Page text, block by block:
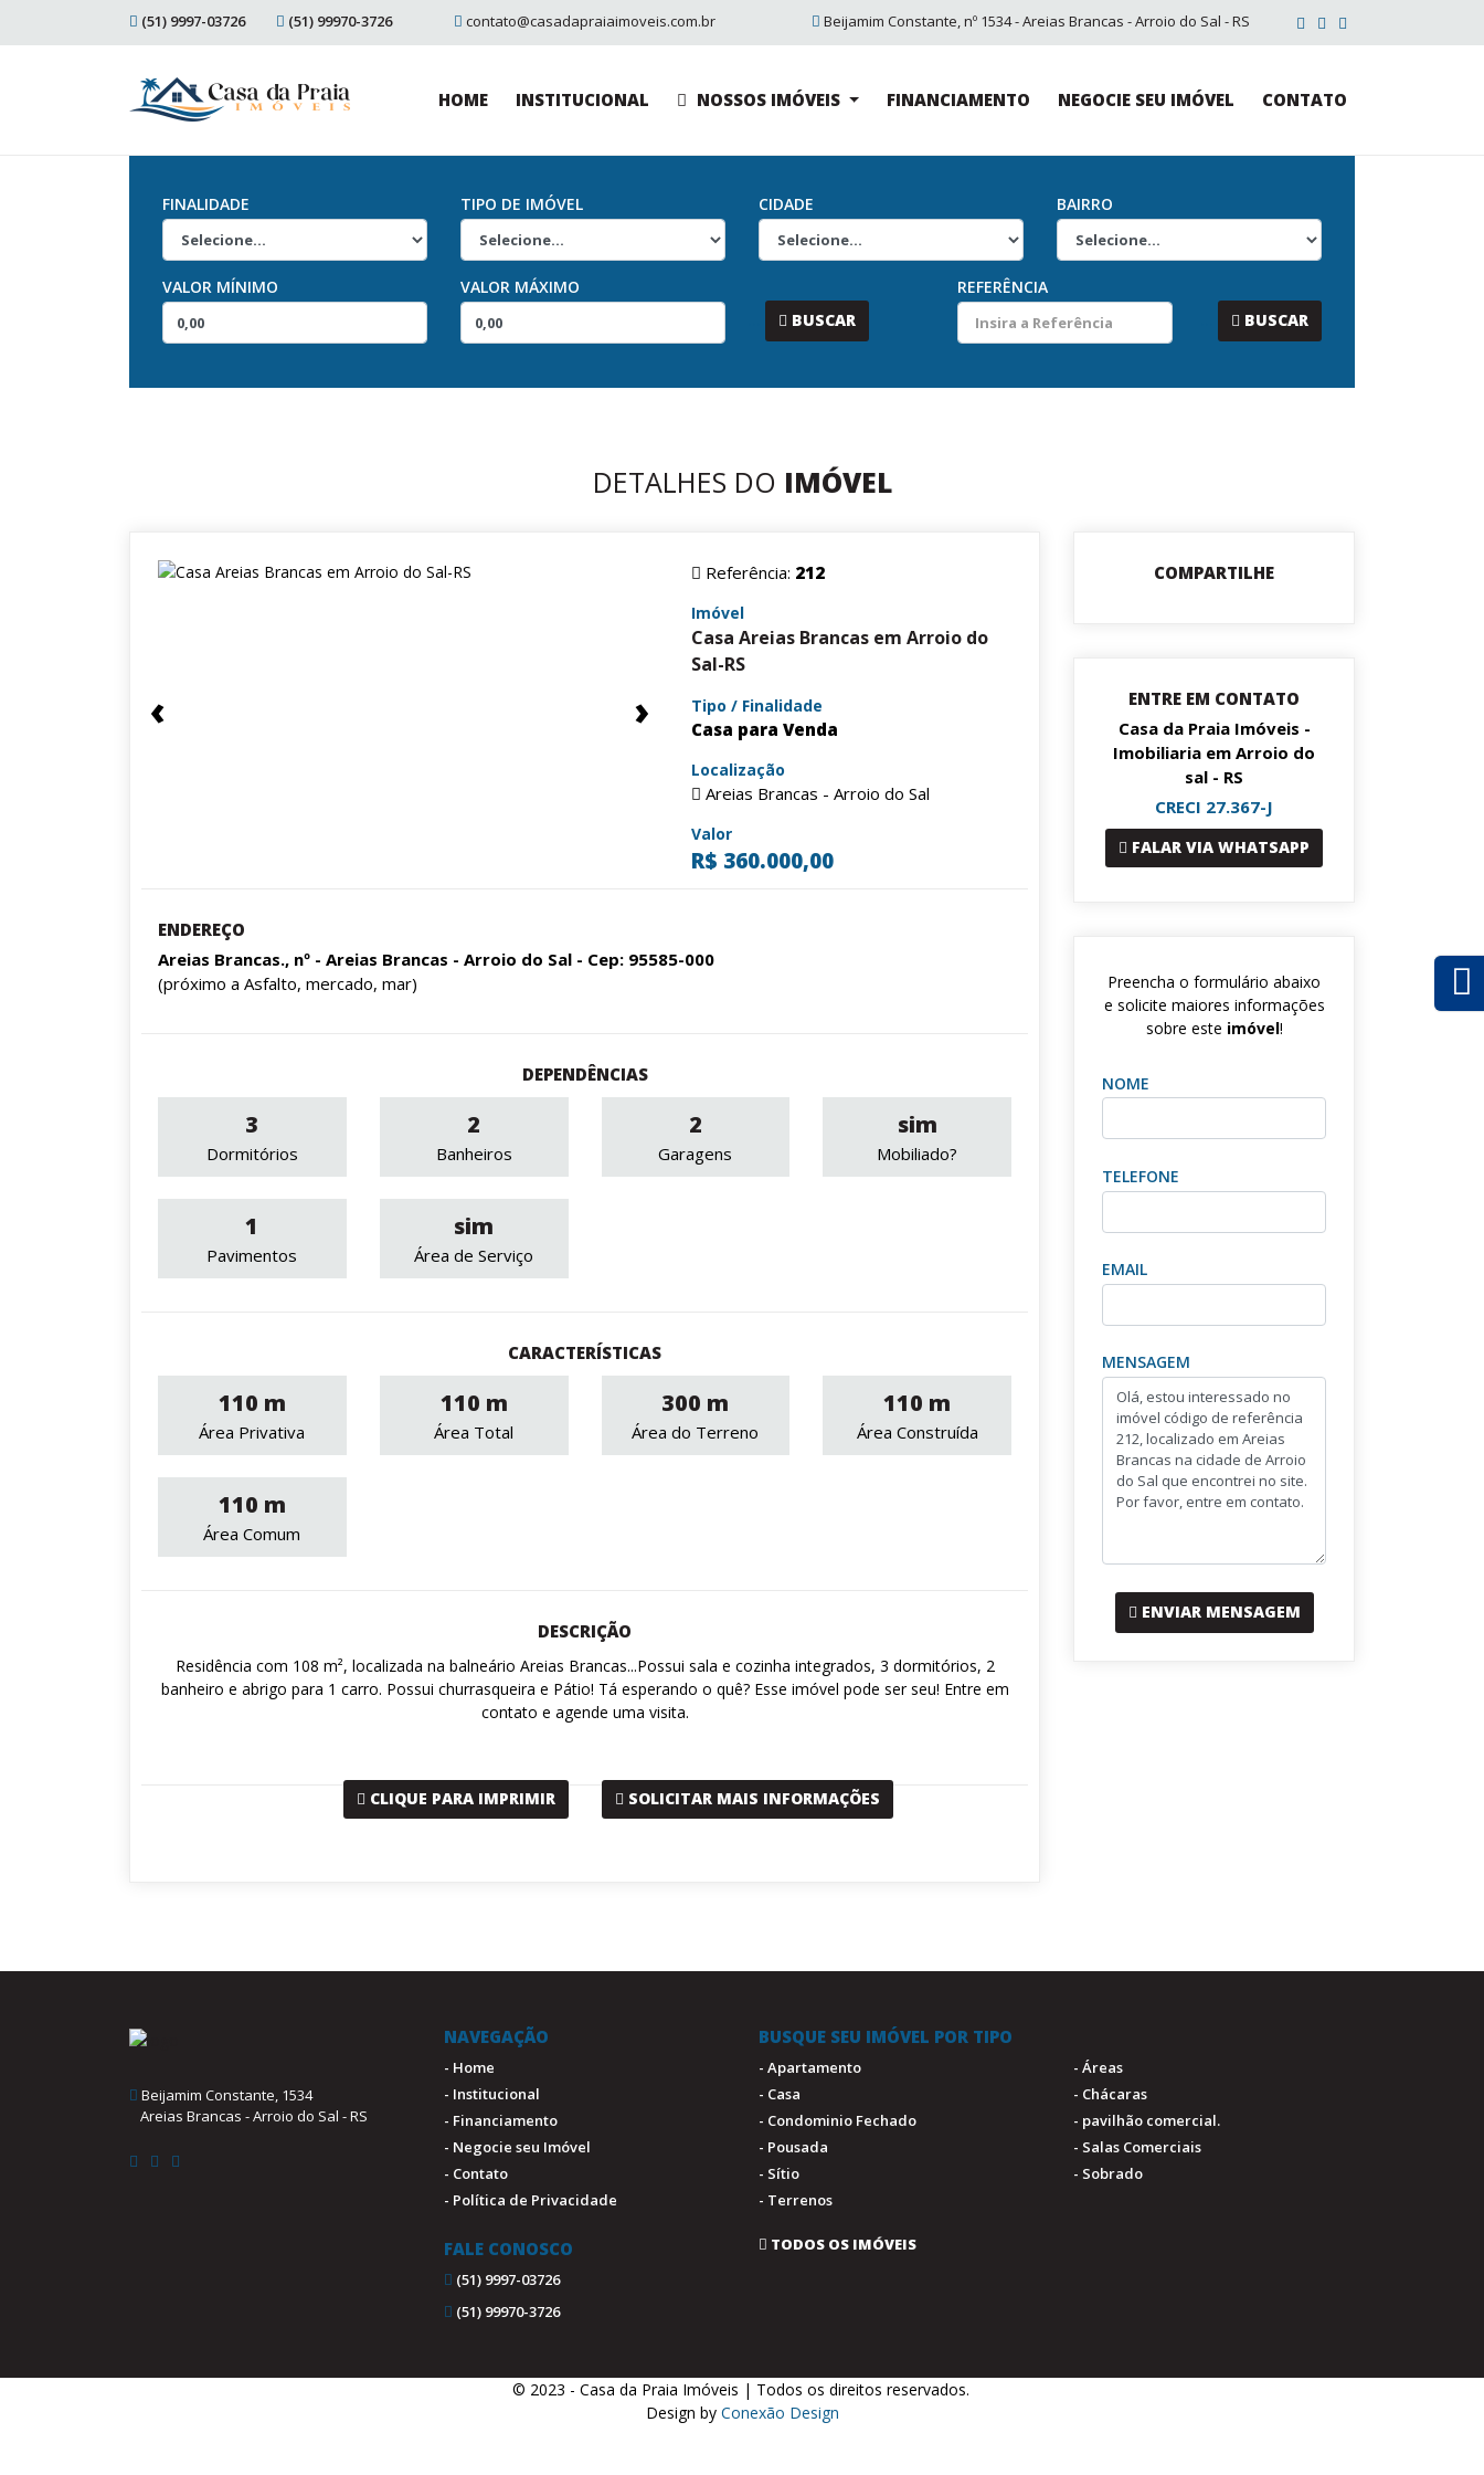
(51) 9997-03726 (51) 99970-3726 contato@casadapraiaimoveis.com.br Beijamim Constante, nº 1534 - Areias Brancas - Arroio do Sal - RS
HOME INSTITUCIONAL NOSSOS IMÓVEIS FINANCIAMENTO NEGOCIE SEU IMÓVEL CONTATO
FINALIDADE TIPO DE IMÓVEL CIDADE BAIRRO
VALOR MÍNIMO
VALOR MÁXIMO
BUSCAR
REFERÊNCIA
BUSCAR
DETALHES DO IMÓVEL
‹ ›
Referência: 212
Imóvel
Casa Areias Brancas em Arroio do
Sal-RS
Tipo / Finalidade
Casa para Venda
Localização
Areias Brancas - Arroio do Sal
Valor
R$ 360.000,00
ENDEREÇO
Areias Brancas., nº - Areias Brancas - Arroio do Sal - Cep: 95585-000
(próximo a Asfalto, mercado, mar)
DEPENDÊNCIAS
3
Dormitórios
2
Banheiros
2
Garagens
sim
Mobiliado?
1
Pavimentos
sim
Área de Serviço
CARACTERÍSTICAS
110 m
Área Privativa
110 m
Área Total
300 m
Área do Terreno
110 m
Área Construída
110 m
Área Comum
DESCRIÇÃO
Residência com 108 m², localizada na balneário Areias Brancas...Possui sala e cozinha integrados, 3 dormitórios, 2
banheiro e abrigo para 1 carro. Possui churrasqueira e Pátio! Tá esperando o quê? Esse imóvel pode ser seu! Entre em
contato e agende uma visita.
CLIQUE PARA IMPRIMIR SOLICITAR MAIS INFORMAÇÕES
COMPARTILHE
ENTRE EM CONTATO
Casa da Praia Imóveis -
Imobiliaria em Arroio do
sal - RS
CRECI 27.367-J
FALAR VIA WHATSAPP
Preencha o formulário abaixo
e solicite maiores informações
sobre este imóvel!
NOME
TELEFONE
EMAIL
MENSAGEM
ENVIAR MENSAGEM
Beijamim Constante, 1534
Areias Brancas - Arroio do Sal - RS
NAVEGAÇÃO
- Home
- Institucional
- Financiamento
- Negocie seu Imóvel
- Contato
- Política de Privacidade
FALE CONOSCO
(51) 9997-03726
(51) 99970-3726
BUSQUE SEU IMÓVEL POR TIPO
- Apartamento
- Áreas
- Casa
- Chácaras
- Condominio Fechado
- pavilhão comercial.
- Pousada
- Salas Comerciais
- Sítio
- Sobrado
- Terrenos
TODOS OS IMÓVEIS
© 2023 - Casa da Praia Imóveis | Todos os direitos reservados.
Design byConexão Design